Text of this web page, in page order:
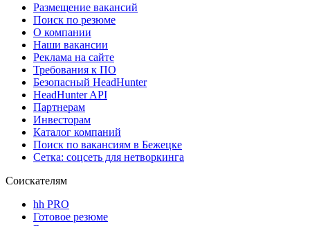
Размещение вакансий
Поиск по резюме
О компании
Наши вакансии
Реклама на сайте
Требования к ПО
Безопасный HeadHunter
HeadHunter API
Партнерам
Инвесторам
Каталог компаний
Поиск по вакансиям в Бежецке
Сетка: соцсеть для нетворкинга
Соискателям
hh PRO
Готовое резюме